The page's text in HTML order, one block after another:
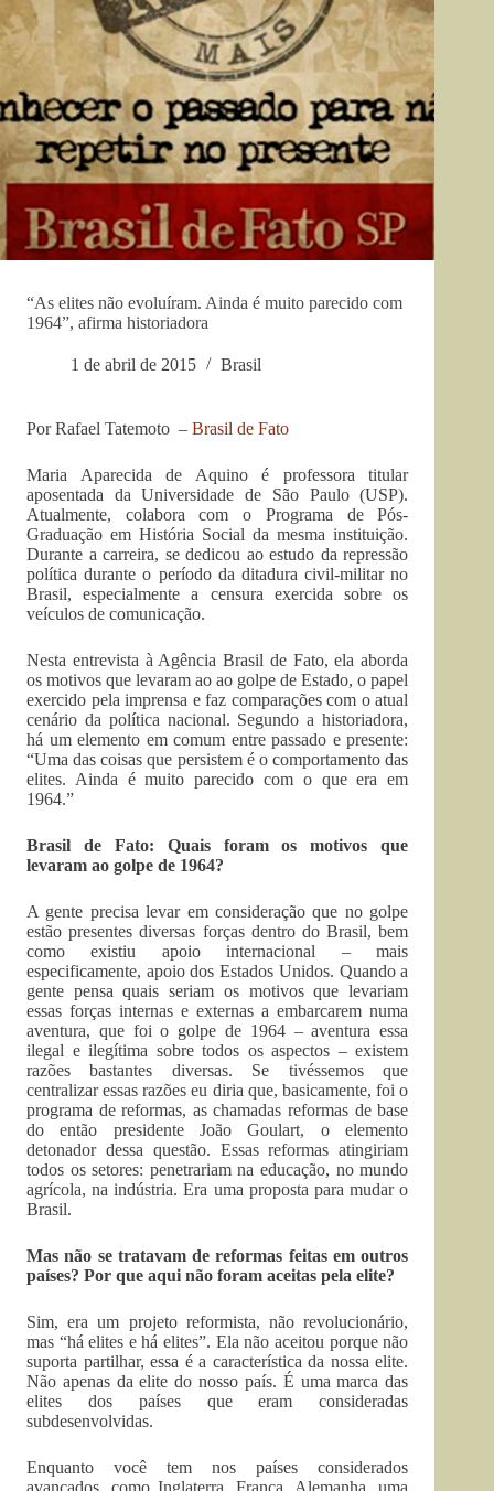
“As elites não evoluíram. Ainda é muito parecido com
1964”, afirma historiadora
1 de abril de 2015 Brasil
Por Rafael Tatemoto – Brasil de Fato
Maria Aparecida de Aquino é professora titular
aposentada da Universidade de São Paulo (USP).
Atualmente, colabora com o Programa de Pós-
Graduação em História Social da mesma instituição.
Durante a carreira, se dedicou ao estudo da repressão
política durante o período da ditadura civil-militar no
Brasil, especialmente a censura exercida sobre os
veículos de comunicação.
Nesta entrevista à Agência Brasil de Fato, ela aborda
os motivos que levaram ao ao golpe de Estado, o papel
exercido pela imprensa e faz comparações com o atual
cenário da política nacional. Segundo a historiadora,
há um elemento em comum entre passado e presente:
“Uma das coisas que persistem é o comportamento das
elites. Ainda é muito parecido com o que era em
1964.”
Brasil de Fato: Quais foram os motivos que
levaram ao golpe de 1964?
A gente precisa levar em consideração que no golpe
estão presentes diversas forças dentro do Brasil, bem
como existiu apoio internacional – mais
especificamente, apoio dos Estados Unidos. Quando a
gente pensa quais seriam os motivos que levariam
essas forças internas e externas a embarcarem numa
aventura, que foi o golpe de 1964 – aventura essa
ilegal e ilegítima sobre todos os aspectos – existem
razões bastantes diversas. Se tivéssemos que
centralizar essas razões eu diria que, basicamente, foi o
programa de reformas, as chamadas reformas de base
do então presidente João Goulart, o elemento
detonador dessa questão. Essas reformas atingiriam
todos os setores: penetrariam na educação, no mundo
agrícola, na indústria. Era uma proposta para mudar o
Brasil.
Mas não se tratavam de reformas feitas em outros
países? Por que aqui não foram aceitas pela elite?
Sim, era um projeto reformista, não revolucionário,
mas “há elites e há elites”. Ela não aceitou porque não
suporta partilhar, essa é a característica da nossa elite.
Não apenas da elite do nosso país. É uma marca das
elites dos países que eram consideradas
subdesenvolvidas.
Enquanto você tem nos países considerados